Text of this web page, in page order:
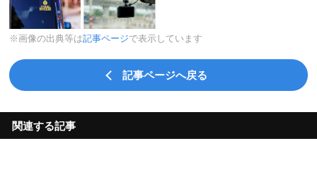
※画像の出典等は記事ページで表示しています
記事ページへ戻る
関連する記事